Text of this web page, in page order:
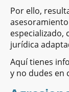
Por ello,
especializado,
jurídica
Aquí tienes
y no dudes en